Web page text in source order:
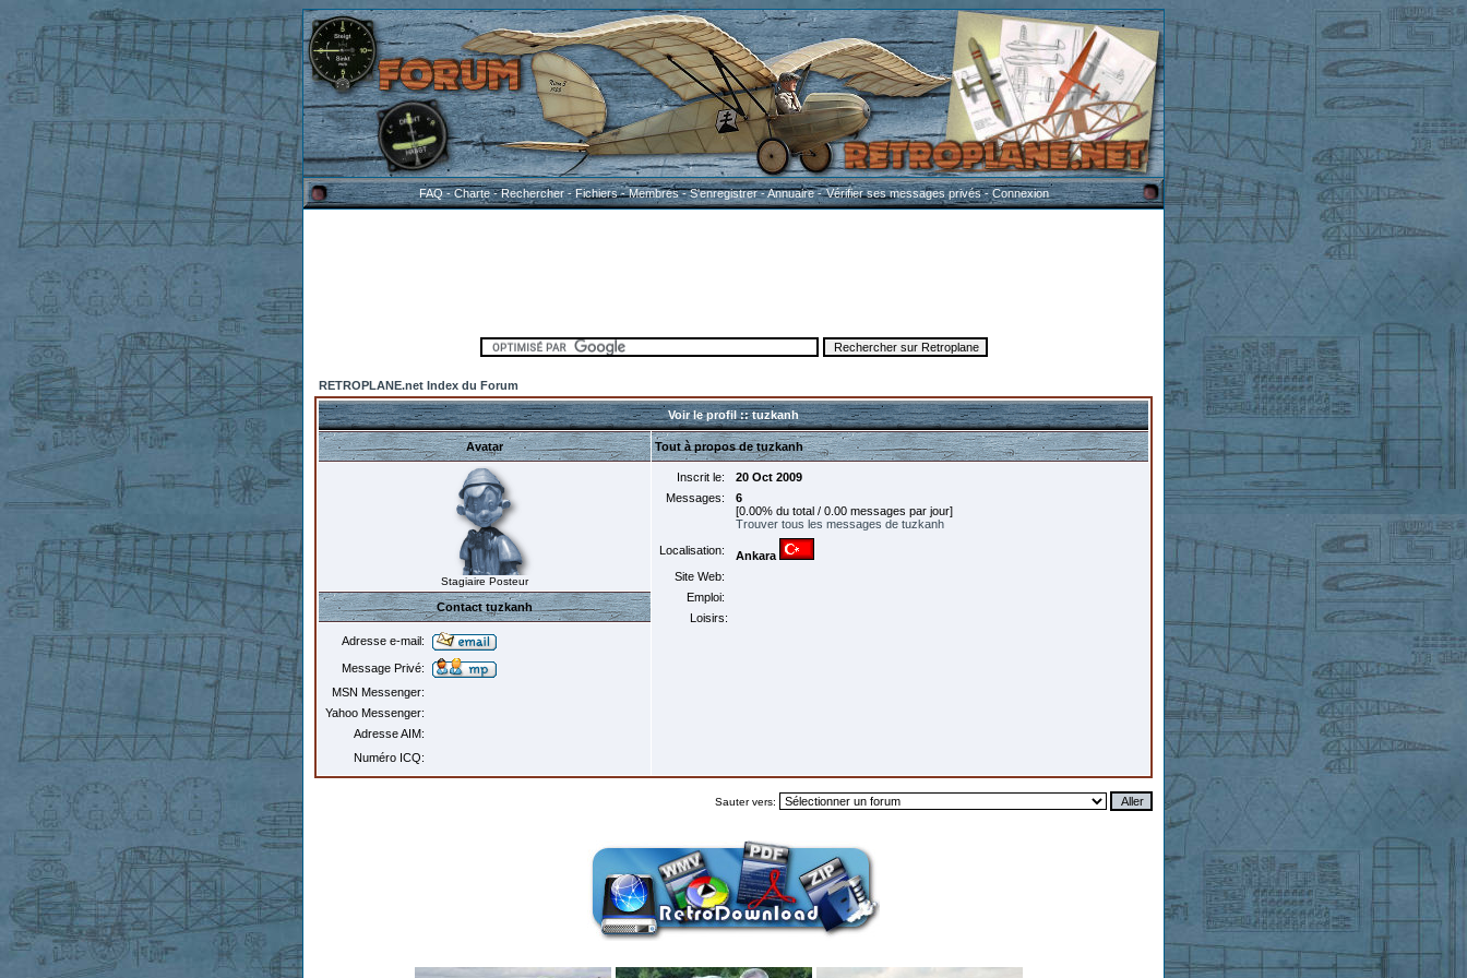
FAQ-Charte-Rechercher-Fichiers-Membres-S'enregistrer-Annuaire-Vérifier ses messages privés-Connexion
RETROPLANE.net Index du Forum
Voir le profil :: tuzkanh
Avatar Tout à propos de tuzkanh
Stagiaire Posteur
Inscrit le:
20 Oct 2009
Messages:
6
[0.00% du total / 0.00 messages par jour]
Trouver tous les messages de tuzkanh
Localisation:
Ankara
Site Web:
Emploi:
Loisirs:
Contact tuzkanh
Adresse e-mail:
Message Privé:
MSN Messenger:
Yahoo Messenger:
Adresse AIM:
Numéro ICQ:
Sauter vers: